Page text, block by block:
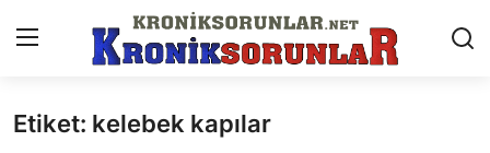
Anasayfa
Etiket: kelebek kapılar